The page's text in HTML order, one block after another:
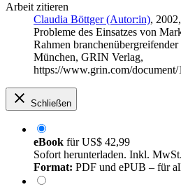
Arbeit zitieren
Claudia Böttger (Autor:in),
Probleme des Einsatzes von
Rahmen
München, GRIN Verlag,
https://www.grin.com/document/
Schließen
eBook fürUS$ 42,99
Sofort herunterladen. Inkl. MwSt.
Format: PDF und ePUB – für